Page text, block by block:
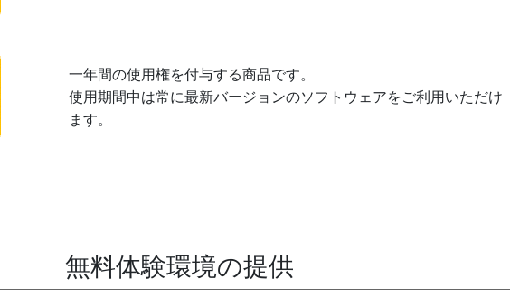
一年間の使用権を付与する商品です。
使用期間中は常に最新バージョンのソフトウェアをご利用いただけ
ます。
無料体験環境の提供